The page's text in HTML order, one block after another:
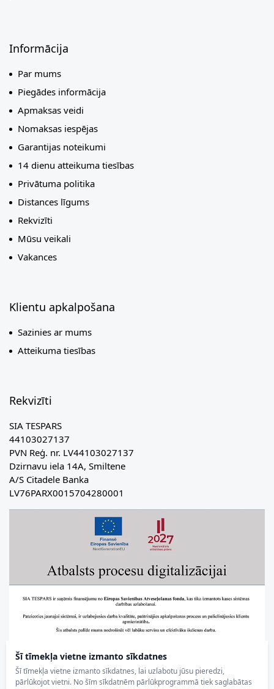
Šī tīmekļa vietne izmanto sīkdatnes
Šī tīmekļa vietne izmanto sīkdatnes, lai uzlabotu jūsu pieredzi,
pārlūkojot vietni. No šīm sīkdatnēm pārlūkprogrammā tiek saglabātas
Informācija
Par mums
Piegādes informācija
Apmaksas veidi
Nomaksas iespējas
Garantijas noteikumi
14 dienu atteikuma tiesības
Privātuma politika
Distances līgums
Rekvizīti
Mūsu veikali
Vakances
Klientu apkalpošana
Sazinies ar mums
Atteikuma tiesības
Rekvizīti
SIA TESPARS
44103027137
PVN Reģ. nr. LV44103027137
Dzirnavu iela 14A, Smiltene
A/S Citadele Banka
LV76PARX0015704280001